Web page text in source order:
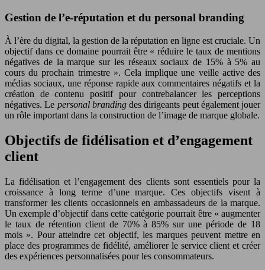
Gestion de l’e-réputation et du personal branding
À l’ère du digital, la gestion de la réputation en ligne est cruciale. Un
objectif dans ce domaine pourrait être « réduire le taux de mentions
négatives de la marque sur les réseaux sociaux de 15% à 5% au
cours du prochain trimestre ». Cela implique une veille active des
médias sociaux, une réponse rapide aux commentaires négatifs et la
création de contenu positif pour contrebalancer les perceptions
négatives. Le personal branding des dirigeants peut également jouer
un rôle important dans la construction de l’image de marque globale.
Objectifs de fidélisation et d’engagement
client
La fidélisation et l’engagement des clients sont essentiels pour la
croissance à long terme d’une marque. Ces objectifs visent à
transformer les clients occasionnels en ambassadeurs de la marque.
Un exemple d’objectif dans cette catégorie pourrait être « augmenter
le taux de rétention client de 70% à 85% sur une période de 18
mois ». Pour atteindre cet objectif, les marques peuvent mettre en
place des programmes de fidélité, améliorer le service client et créer
des expériences personnalisées pour les consommateurs.